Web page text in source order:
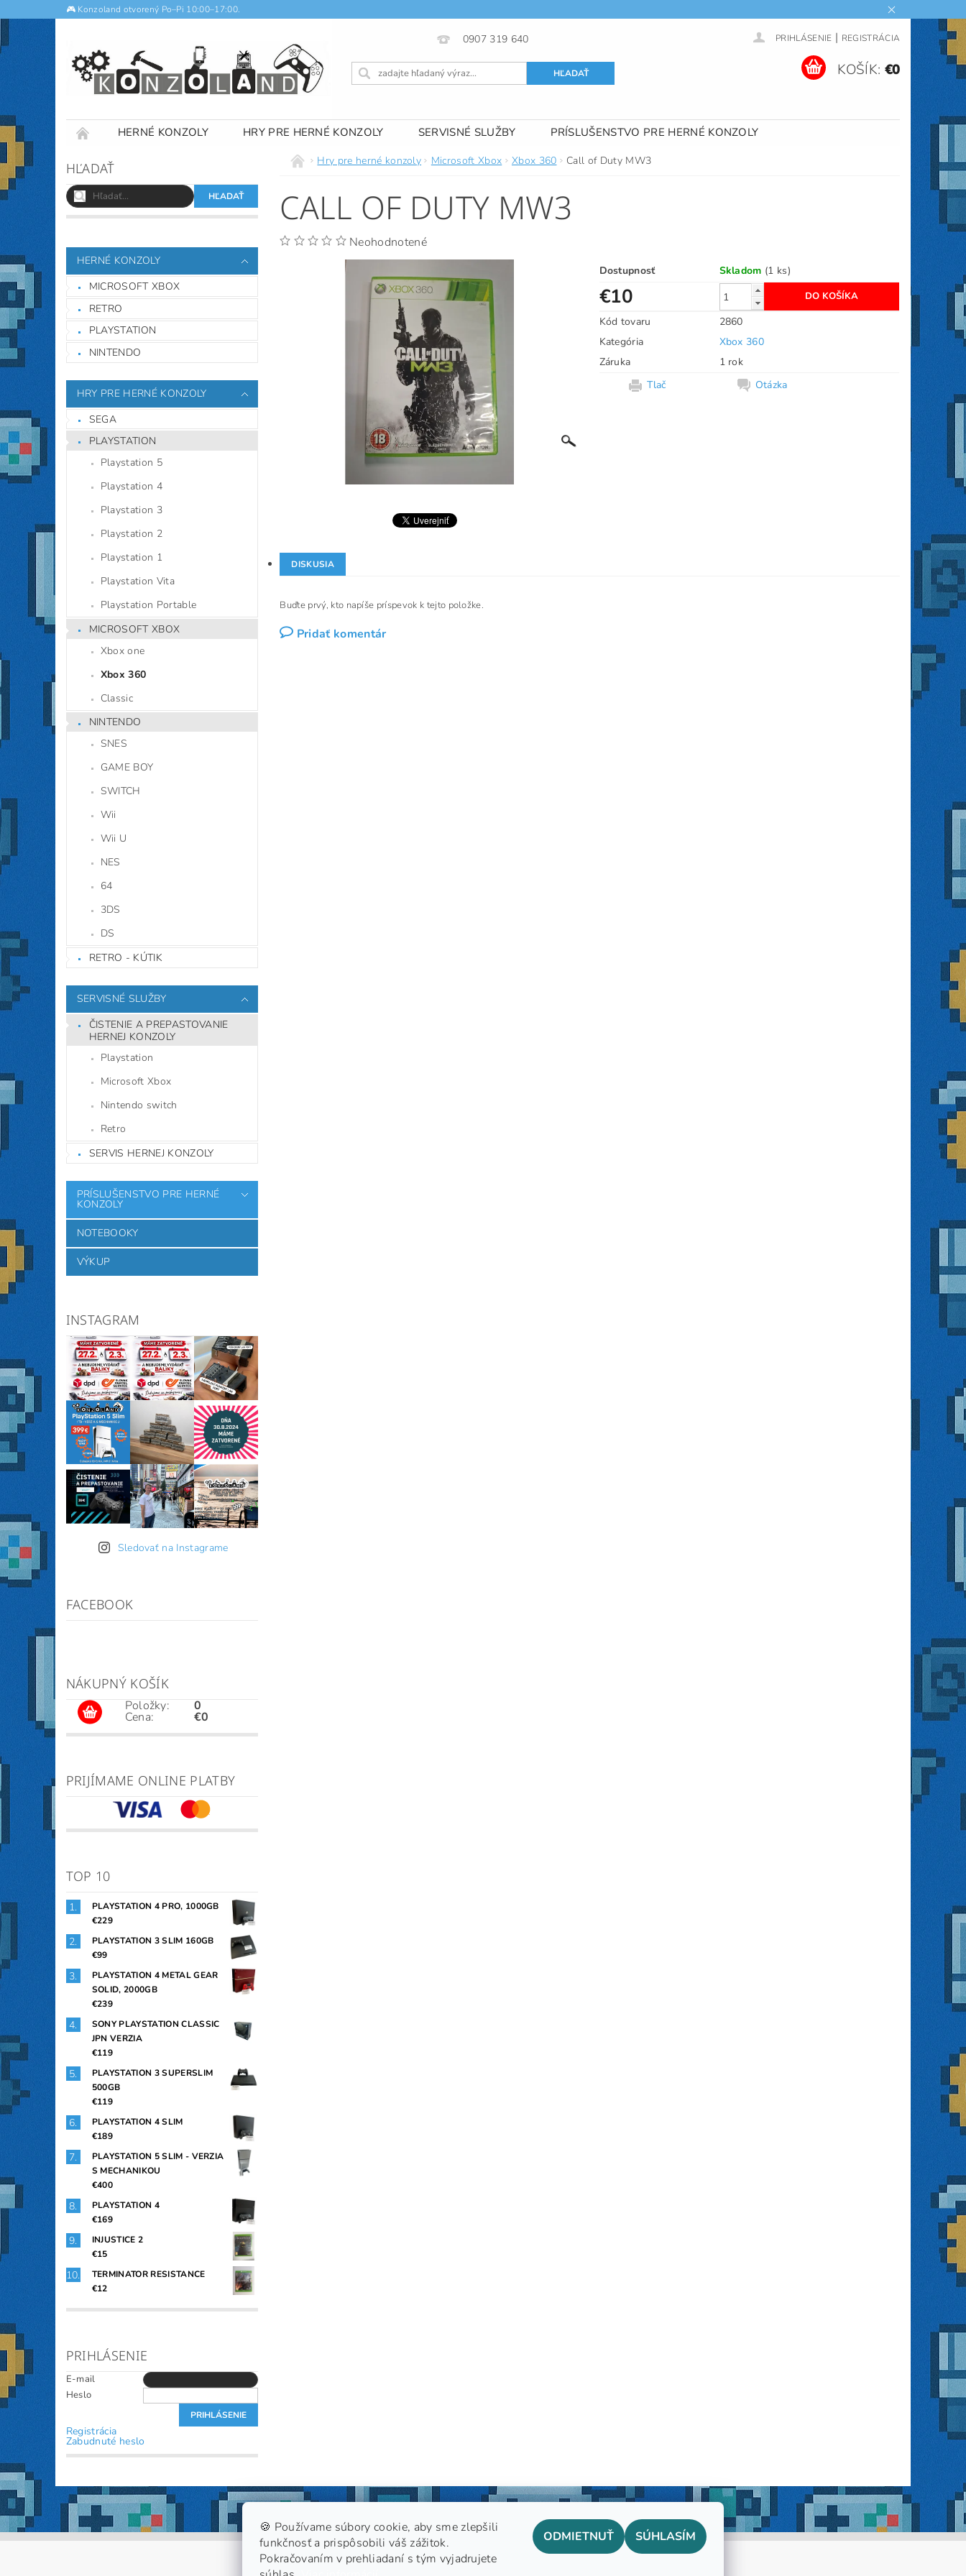
🎮 Konzoland otvorený Po–Pi 10:00–17:00.
0907 319 640 PRIHLÁSENIE | REGISTRÁCIA
KOŠÍK: €0
HERNÉ KONZOLY HRY PRE HERNÉ KONZOLY SERVISNÉ SLUŽBY
PRÍSLUŠENSTVO PRE HERNÉ KONZOLY
NOTEBOOKY
OBCHODNÉ PODMIENKY KONTAKTY
HĽADAŤ
HERNÉ KONZOLY
MICROSOFT XBOX
RETRO
PLAYSTATION
NINTENDO
HRY PRE HERNÉ KONZOLY
SEGA
PLAYSTATION
Playstation 5
Playstation 4
Playstation 3
Playstation 2
Playstation 1
Playstation Vita
Playstation Portable
MICROSOFT XBOX
Xbox one
Xbox 360
Classic
NINTENDO
SNES
GAME BOY
SWITCH
Wii
Wii U
NES
64
3DS
DS
RETRO - KÚTIK
SERVISNÉ SLUŽBY
ČISTENIE A PREPASTOVANIE
HERNEJ KONZOLY
Playstation
Microsoft Xbox
Nintendo switch
Retro
SERVIS HERNEJ KONZOLY
PRÍSLUŠENSTVO PRE HERNÉ
KONZOLY
NOTEBOOKY
VÝKUP
INSTAGRAM
Sledovať na Instagrame
FACEBOOK
NÁKUPNÝ KOŠÍK
Položky:
Cena:
0
€0
PRIJÍMAME ONLINE PLATBY
TOP 10
PLAYSTATION 4 PRO, 1000GB
€229
PLAYSTATION 3 SLIM 160GB
€99
PLAYSTATION 4 METAL GEAR
SOLID, 2000GB
€239
SONY PLAYSTATION CLASSIC
JPN VERZIA
€119
PLAYSTATION 3 SUPERSLIM
500GB
€119
PLAYSTATION 4 SLIM
€189
PLAYSTATION 5 SLIM - VERZIA
S MECHANIKOU
€400
PLAYSTATION 4
€169
INJUSTICE 2
€15
TERMINATOR RESISTANCE
€12
PRIHLÁSENIE
E-mail
Heslo
Registrácia
Zabudnuté heslo
Hry pre herné konzoly Microsoft Xbox Xbox 360 Call of Duty MW3
CALL OF DUTY MW3
Neohodnotené
Dostupnosť Skladom (1 ks)
€10
Kód tovaru
2860
Kategória
Xbox 360
Záruka
1 rok
Tlač
Otázka
DISKUSIA
Buďte prvý, kto napíše príspevok k tejto položke.
Pridať komentár
GDPR
🍪 Používame súbory cookie, aby sme zlepšili
funkčnosť a prispôsobili váš zážitok.
Pokračovaním v prehliadaní s tým vyjadrujete
ODMIETNUŤ SÚHLASÍM